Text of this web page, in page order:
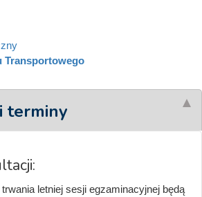
Transportowego
terminy
letniej sesji egzaminacyjnej będą